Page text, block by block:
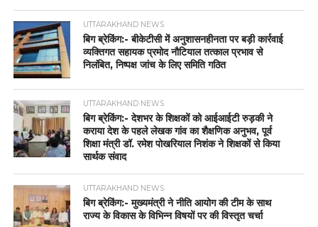
UTTARAKHAND NEWS
बिग ब्रेकिंग:- बीकेटीसी में अनुशासनहीनता पर बड़ी कार्रवाई
व्यक्तिगत सहायक प्रमोद नौटियाल तत्काल प्रभाव से
निलंबित, निष्पक्ष जांच के लिए समिति गठित
UTTARAKHAND NEWS
बिग ब्रेकिंग:- देशभर के शिक्षकों को आईआईटी रुड़की ने
कराया देश के पहले लेखक गांव का शैक्षणिक अनुभव, पूर्व
शिक्षा मंत्री डॉ. रमेश पोखरियाल निशंक ने शिक्षकों से किया
सार्थक संवाद
UTTARAKHAND NEWS
बिग ब्रेकिंग:- मुख्यमंत्री ने नीति आयोग की टीम के साथ
राज्य के विकास के विभिन्न विषयों पर की विस्तृत चर्चा